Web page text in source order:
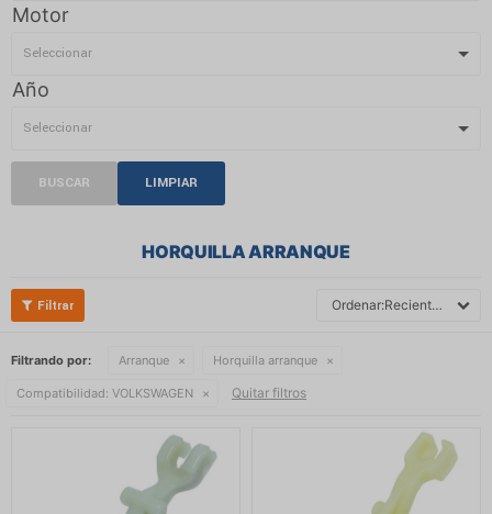
Motor
Año
BUSCAR LIMPIAR
HORQUILLA ARRANQUE
Recientes
Filtrando por: Arranque Horquilla arranque
Compatibilidad: VOLKSWAGEN Quitar filtros